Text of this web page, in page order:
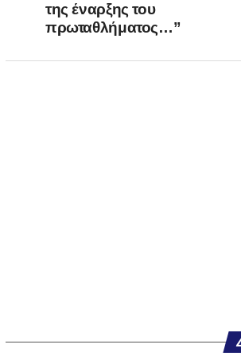
της έναρξης του
πρωταθλήματος…”